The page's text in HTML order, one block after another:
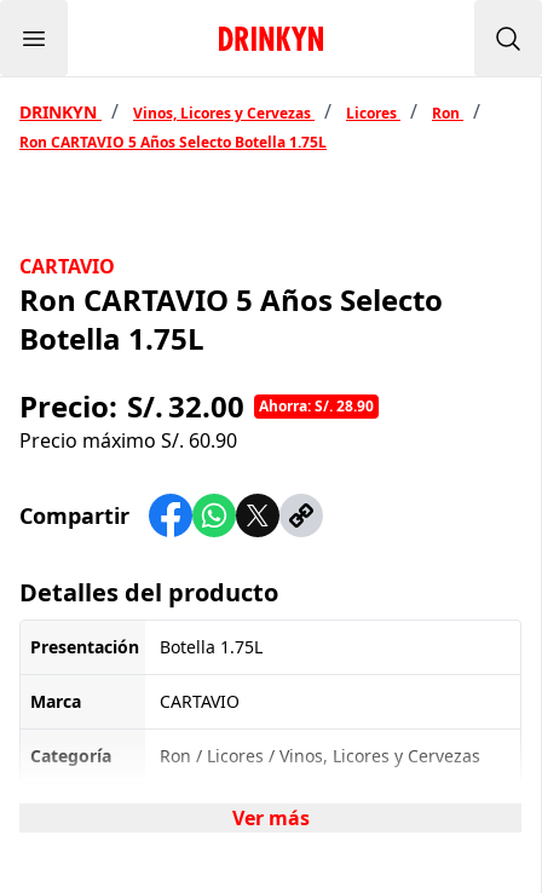
Menu Inicio Drinkyn
DRINKYN / Vinos, Licores y Cervezas / Licores / Ron /
Ron CARTAVIO 5 Años Selecto Botella 1.75L
CARTAVIO
Ron CARTAVIO 5 Años Selecto
Botella 1.75L
Precio: S/.32.00 Ahorra: S/. 28.90
Precio máximo S/. 60.90
Compartir
Detalles del producto
Presentación Botella 1.75L
Marca CARTAVIO
Categoría Ron / Licores / Vinos, Licores y Cervezas
Ver más